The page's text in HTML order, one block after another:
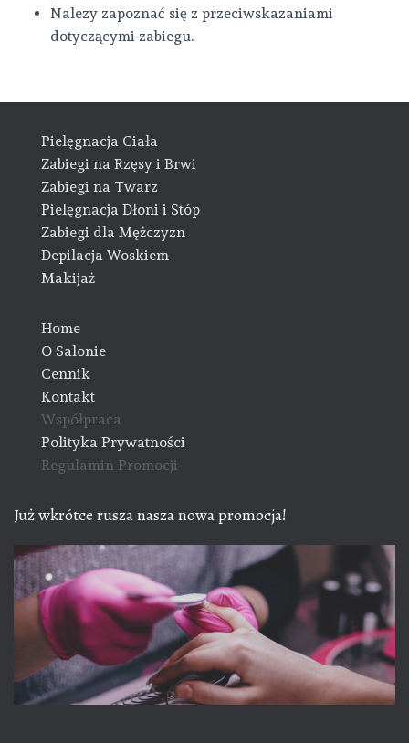
Nalezy zapoznać się z przeciwskazaniami
dotyczącymi zabiegu.
Pielęgnacja Ciała
Zabiegi na Rzęsy i Brwi
Zabiegi na Twarz
Pielęgnacja Dłoni i Stóp
Zabiegi dla Mężczyzn
Depilacja Woskiem
Makijaż
Home
O Salonie
Cennik
Kontakt
Współpraca
Polityka Prywatności
Regulamin Promocji
Już wkrótce rusza nasza nowa promocja!